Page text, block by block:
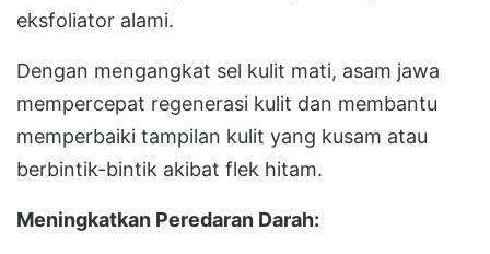
eksfoliator alami.
Dengan mengangkat sel kulit mati, asam jawa
mempercepat regenerasi kulit dan membantu
memperbaiki tampilan kulit yang kusam atau
berbintik-bintik akibat flek hitam.
Meningkatkan Peredaran Darah: